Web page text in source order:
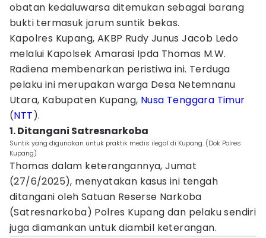
obatan kedaluwarsa ditemukan sebagai barang
bukti termasuk jarum suntik bekas.
Kapolres Kupang, AKBP Rudy Junus Jacob Ledo
melalui Kapolsek Amarasi Ipda Thomas M.W.
Radiena membenarkan peristiwa ini. Terduga
pelaku ini merupakan warga Desa Netemnanu
Utara, Kabupaten Kupang, Nusa Tenggara Timur
(NTT).
1. Ditangani Satresnarkoba
Suntik yang digunakan untuk praktik medis ilegal di Kupang. (Dok Polres
Kupang)
Thomas dalam keterangannya, Jumat
(27/6/2025), menyatakan kasus ini tengah
ditangani oleh Satuan Reserse Narkoba
(Satresnarkoba) Polres Kupang dan pelaku sendiri
juga diamankan untuk diambil keterangan.